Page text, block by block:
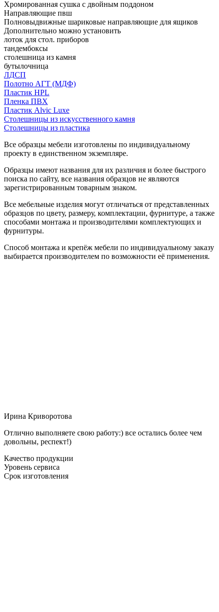
Хромированная сушка с двойным поддоном
Направляющие пвш
Полновыдвижные шариковые направляющие для ящиков
Дополнительно можно установить
лоток для стол. приборов
тандембоксы
столешница из камня
бутылочница
ЛДСП
Полотно АГТ (МДФ)
Пластик HPL
Пленка ПВХ
Пластик Alvic Luxe
Столешницы из искусственного камня
Столешницы из пластика
Все образцы мебели изготовлены по индивидуальному
проекту в единственном экземпляре.
Образцы имеют названия для их различия и более быстрого
поиска по сайту, все названия образцов не являются
зарегистрированным товарным знаком.
Все мебельные изделия могут отличаться от представленных
образцов по цвету, размеру, комплектации, фурнитуре, а также
способами монтажа и производителями комплектующих и
фурнитуры.
Способ монтажа и крепёж мебели по индивидуальному заказу
выбирается производителем по возможности её применения.
Ирина Криворотова
Отлично выполняете свою работу:) все остались более чем
довольны, респект!)
Качество продукции
Уровень сервиса
Срок изготовления